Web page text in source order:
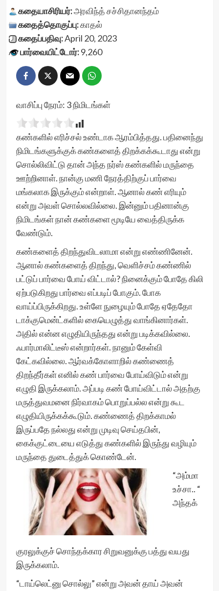
கதையாசிரியர்:அரவிந்த் சச்சிதானந்தம்
கதைத்தொகுப்பு:காதல்
கதைப்பதிவு:April 20, 2023
பார்வையிட்டோர்:9,260
வாசிப்பு நேரம்: 3நிமிடங்கள்
கண்களில் எரிச்சல் உண்டாக ஆரம்பித்தது. பதினைந்து
நிமிடங்களுக்குக் கண்களைத் திறக்கக்கூடாது என்று
சொல்லிவிட்டு தான் அந்த நர்ஸ் கண்களில் மருந்தை
ஊற்றினாள். நான்கு மணி நேரத்திற்குப் பார்வை
மங்கலாக இருக்கும் என்றாள். ஆனால் கண் எரியும்
என்று அவள் சொல்லவில்லை. இன்னும் பதினான்கு
நிமிடங்கள் நான் கண்களை மூடியே வைத்திருக்க
வேண்டும்.
கண்களைத் திறந்துவிடலாமா என்று எண்ணினேன்.
ஆனால் கண்களைத் திறந்து, வெளிச்சம் கண்ணில்
பட்டுப் பார்வை போய் விட்டால்? நினைக்கும் போதே கிலி
ஏற்படுகிறது பார்வை எப்படிப் போகும். போக
வாய்ப்பிருக்கிறது. உள்ளே நுழையும் போதே ஏதேதோ
டாக்குமென்ட்களில் கையெழுத்து வாங்கினார்கள்.
அதில் என்ன எழுதியிருந்தது என்று படிக்கவில்லை.
ஃபார்மாலிட்டீஸ் என்றார்கள். நானும் கேள்வி
கேட்கவில்லை. ஆர்வக்கோளாறில் கண்ணைத்
திறந்தீர்கள் எனில் கண் பார்வை போய்விடும் என்று
எழுதி இருக்கலாம். அப்படி கண் போய்விட்டால் அதற்கு
மருத்துவமனை நிர்வாகம் பொறுப்பல்ல என்று கூட
எழுதியிருக்கக்கூடும். கண்ணைத் திறக்காமல்
இருப்பதே நல்லது என்று முடிவு செய்தபின்,
கைக்குட்டையை எடுத்து கண்களில் இருந்து வழியும்
மருந்தை துடைத்துக் கொண்டேன்.
“அம்மா
உச்சா.. “
அந்தக்
குரலுக்குச் சொந்தக்கார சிறுவனுக்கு பத்து வயது
இருக்கலாம்.
“டாய்லெட்னு சொல்லு” என்று அவன் தாய் அவன்